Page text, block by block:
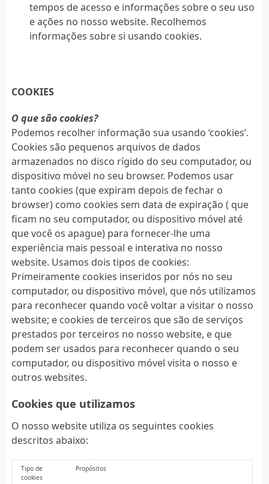
tempos de acesso e informações sobre o seu uso
e ações no nosso website. Recolhemos
informações sobre si usando cookies.
COOKIES
O que são cookies?
Podemos recolher informação sua usando ‘cookies’.
Cookies são pequenos arquivos de dados
armazenados no disco rígido do seu computador, ou
dispositivo móvel no seu browser. Podemos usar
tanto cookies (que expiram depois de fechar o
browser) como cookies sem data de expiração ( que
ficam no seu computador, ou dispositivo móvel até
que você os apague) para fornecer-lhe uma
experiência mais pessoal e interativa no nosso
website. Usamos dois tipos de cookies:
Primeiramente cookies inseridos por nós no seu
computador, ou dispositivo móvel, que nós utilizamos
para reconhecer quando você voltar a visitar o nosso
website; e cookies de terceiros que são de serviços
prestados por terceiros no nosso website, e que
podem ser usados para reconhecer quando o seu
computador, ou dispositivo móvel visita o nosso e
outros websites.
Cookies que utilizamos
O nosso website utiliza os seguintes cookies
descritos abaixo:
Tipo de
cookies
Propósitos